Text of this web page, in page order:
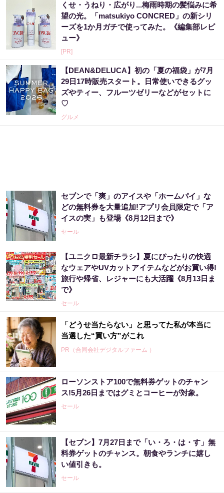
くせ・うねり・広がり...梅雨時期の髪悩みに希
望の光。「matsukiyo CONCRED」の新シリ
ーズを1か月ガチで使ってみた。《編集部レビ
ュー》
[PR]
【DEAN&DELUCA】初の「夏の福袋」が7月
29日17時販売スタート。日常使いできるグッ
ズやティー、フルーツゼリーなどがセットに
♡
グルメ
セブンで「爽」のアイスや「ホームパイ」な
どの無料券を大量追加!アプリ会員限定で「ア
イスの実」も登場《8月12日まで》
セール
【ユニクロ最新チラシ】夏にぴったりの快適
なウェアやUVカットアイテムなどがお買い得!
旅行や帰省、レジャーにも大活躍《8月13日ま
で》
セール
「どうせ当たらない」と思ってた私が本当に
当選した“買い方”がこれ
PR（合同会社デジタルファーム ）
宝くじ当選者「〇〇をやらずに買うのはもっ
たいない」
PR（合同会社デジタルファーム ）
宝くじの“運任せ”から抜けた人だけ変わる
PR（合同会社デジタルファーム ）
ローソンストア100で無料券ゲットのチャン
ス!5月26日まではグミとコーヒーが対象。
セール
【セブン】7月27日まで「い・ろ・は・す」無
料券ゲットのチャンス。朝食やランチに嬉し
い値引きも。
セール